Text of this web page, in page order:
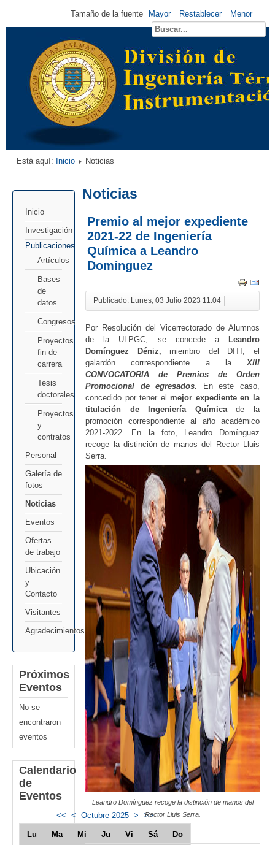
Tamaño de la fuente Mayor Restablecer Menor
Está aquí: Inicio Noticias
Inicio
Investigación
Publicaciones
Artículos
Bases
de
datos
Congresos
Proyectos
fin de
carrera
Tesis
doctorales
Proyectos
y
contratos
Personal
Galería de
fotos
Noticias
Eventos
Ofertas
de trabajo
Ubicación
y
Contacto
Visitantes
Agradecimientos
Próximos
Eventos
No se
encontraron
eventos
Calendario
de
Eventos
<< < Octubre 2025 > >>
Lu Ma Mi Ju Vi Sá Do
Noticias
Premio al mejor expediente
2021-22 de Ingeniería
Química a Leandro
Domínguez
Publicado: Lunes, 03 Julio 2023 11:04
Por Resolución del Vicerrectorado de Alumnos
de la ULPGC, se concede a
Leandro
Domínguez Déniz, miembro del DITI, el
galardón corrrespondiente a la XIII
CONVOCATORIA de Premios de Orden
Promocional de egresados. En este caso,
concedido por tener el mejor expediente en la
titulación de Ingeniería Químicade la
promoción correspondiente al año académico
2021-2022. En la foto, Leandro Domínguez
recoge la distinción de manos del Rector Lluis
Serra.
Leandro Domínguez recoge la distinción de manos del
Rector Lluis Serra.